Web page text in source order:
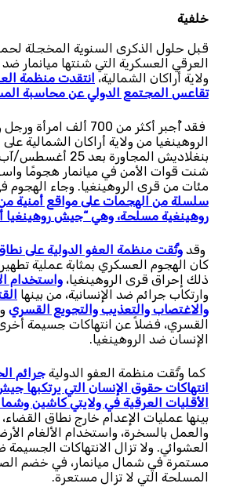
خلفية
قبل حلول الذكرى السنوية المخجلة
العرقي العسكرية التي شنتها ميانمار
ولاية أراكان الشمالية، انتقدت منظمة
تقاعس المجتمع الدولي عن محاسبة
فقد أُجبر أكثر من 700 ألف
الروهينغيا من ولاية أراكان الشمالية على
بنغلاديش المجاورة
شنت قوات الأمن في ميانمار هجومًا
مئات من قرى الروهينغيا. وجاء الهجوم
سلسلة من الهجمات على مواقع أمنية
روهينغية مسلحة، وهي “جيش روهينغيا
وقد وثَّقت منظمة العفو الدولية على
كان الهجوم العسكري بمثابة عملية
ذلك إحراق قرى الروهينغيا، واستخدام
وارتكاب جرائم ضد الإنسانية، من بينها
والاغتصاب والتعذيب والتجويع القسري
القسري، فضلاً عن انتهاكات جسيمة
الإنسان ضد الروهينغيا.
كما وثَّقت منظمة العفو الدولية جرائم
انتهاكات حقوق الإنسان التي يرتكبها
الأقليات العرقية في ولايتي كاشين
بينها عمليات الإعدام خارج نطاق
والعمل بالسخرة، واستخدام الألغام
العشوائي. ولا تزال الانتهاكات الجسيمة
مستمرة في شمال ميانمار، في خضم
المسلحة التي لا تزال مستعرة.